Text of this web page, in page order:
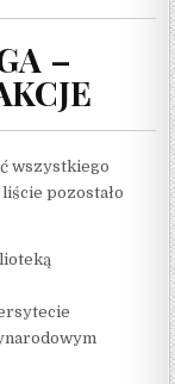
–
wszystkiego
pozostało